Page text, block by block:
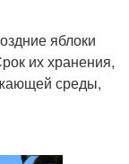
яблоки
их хранения,
среды,